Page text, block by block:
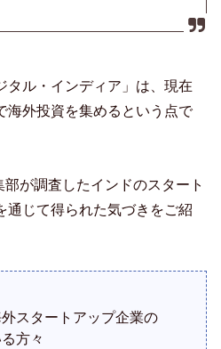
タル・インディア」は、現在
海外投資を集めるという点で
が調査したインドのスタート
通じて得られた気づきをご紹
スタートアップ企業の
方々